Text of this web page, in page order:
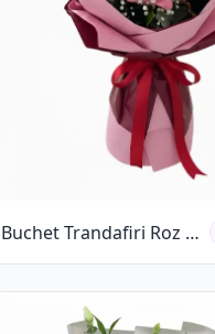
Buchet Trandafiri Roz și
Roșii cu Eucalipt și